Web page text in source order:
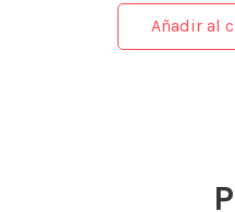
Añadir al